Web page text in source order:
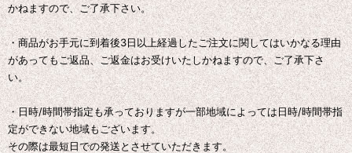
かねますので、ご了承下さい。
・商品がお手元に到着後3日以上経過したご注文に関してはいかなる理由
があってもご返品、ご返金はお受けいたしかねますので、ご了承下さ
い。
・日時/時間帯指定も承っておりますが一部地域によっては日時/時間帯指
定ができない地域もございます。
その際は最短日での発送とさせていただきます。